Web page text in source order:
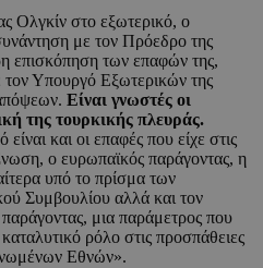
Ολγκίν στο εξωτερικό, ο
με τον Πρόεδρο της
επισκόπηση των επαφών της,
τον Υπουργό Εξωτερικών της
Είναι γνωστές οι
της τουρκικής πλευράς.
και οι επαφές που είχε στις
ο ευρωπαϊκός παράγοντας, η
υπό το πρίσμα των
Συμβουλίου αλλά και τον
μια παράμετρος που
ρόλο στις προσπάθειες
Εθνών».